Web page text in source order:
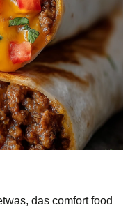
das comfort food